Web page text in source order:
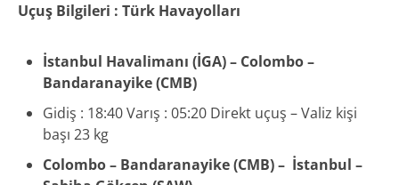
Uçuş Bilgileri : Türk Havayolları
İstanbul Havalimanı (İGA) – Colombo –
Bandaranayike (CMB)
Gidiş : 18:40 Varış : 05:20 Direkt uçuş – Valiz kişi
başı 23 kg
Colombo – Bandaranayike (CMB) – İstanbul –